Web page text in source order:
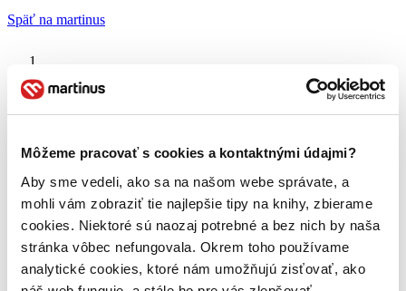
Môžeme pracovať s cookies a kontaktnými údajmi?
Aby sme vedeli, ako sa na našom webe správate, a
mohli vám zobraziť tie najlepšie tipy na knihy, zbierame
cookies. Niektoré sú naozaj potrebné a bez nich by naša
stránka vôbec nefungovala. Okrem toho používame
analytické cookies, ktoré nám umožňujú zisťovať, ako
Späť na martinus
Späť v hre
O nás
Náš príbeh
Galéria Martinusu
Zodpovednosť
Sme B Corp